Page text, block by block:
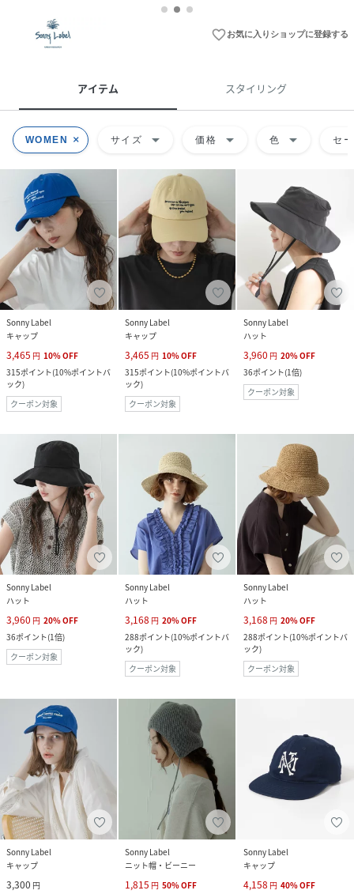
favorite_borderお気に入りショップに登録する
アイテム スタイリング
WOMEN サイズ arrow_drop_down 価格 arrow_drop_down 色 arrow_drop_down セ
Sonny Label
キャップ
3,465 円 10%OFF
315ポイント(10%ポイントバ
ック)
クーポン対象
Sonny Label
キャップ
3,465 円 10%OFF
315ポイント(10%ポイントバ
ック)
クーポン対象
Sonny Label
ハット
3,960 円 20%OFF
36ポイント(1倍)
クーポン対象
Sonny Label
ハット
3,960 円 20%OFF
36ポイント(1倍)
クーポン対象
Sonny Label
ハット
3,168 円 20%OFF
288ポイント(10%ポイントバ
ック)
クーポン対象
Sonny Label
ハット
3,168 円 20%OFF
288ポイント(10%ポイントバ
ック)
クーポン対象
Sonny Label
キャップ
3,300 円
Sonny Label
ニット帽・ビーニー
1,815 円 50%OFF
Sonny Label
キャップ
4,158 円 40%OFF